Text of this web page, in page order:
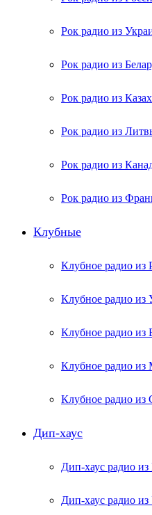
Рок радио из
Рок радио из
Рок радио из
Рок радио из
Рок радио из
Рок радио из
Клубные
Клубное радио из
Клубное радио из
Клубное радио из
Клубное радио
Клубное радио
Дип-хаус
Дип-хаус радио из
Дип-хаус радио